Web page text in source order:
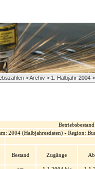
> Archiv > 1. Halbjahr 2004